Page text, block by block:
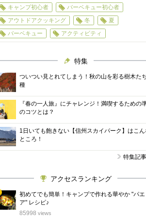
キャンプ初心者
バーベキュー初心者
アウトドアクッキング
冬
夏
バーベキュー
アクティビティ
特集
ついつい見とれてしまう！秋の山を彩る樹木た
種
『春の一人旅』にチャレンジ！満喫するための
のコツとは？
1日いても飽きない【信州スカイパーク】はこん
ところ！
特集記
アクセスランキング
初めてでも簡単！キャンプで作れる華やか "パエ
ア" レシピ♪
85998 views